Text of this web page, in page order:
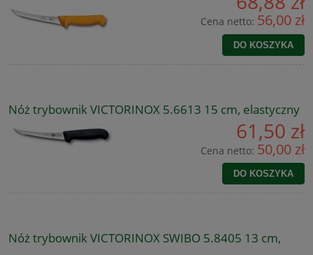
Cena netto: 56,00 zł
DO KOSZYKA
Nóż trybownik VICTORINOX 5.6613 15 cm, elastyczny
61,50 zł
Cena netto: 50,00 zł
DO KOSZYKA
Nóż trybownik VICTORINOX SWIBO 5.8405 13 cm,